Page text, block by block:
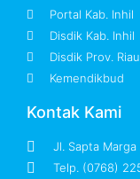
Portal Kab. Inhil
Disdik Kab. Inhil
Disdik Prov. Riau
Kemendikbud
Kontak Kami
Jl. Sapta
Telp. (0768)